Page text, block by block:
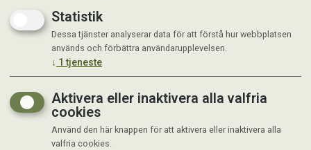
LOCK TILL HINK 5 LITER
Statistik
Dessa tjänster analyserar data för att förstå hur webbplatsen
används och förbättra användarupplevelsen.
↓ 1 tjeneste
Aktivera eller inaktivera alla valfria
cookies
Använd den här knappen för att aktivera eller inaktivera alla
valfria cookies.